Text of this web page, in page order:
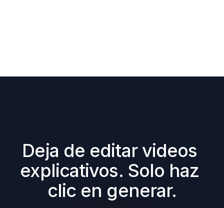
Deja de editar videos
explicativos. Solo haz
clic en generar.